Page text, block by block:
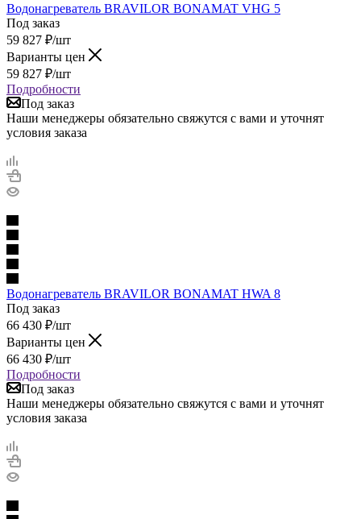
Водонагреватель BRAVILOR BONAMAT VHG 5
Под заказ
59 827 ₽/шт
Варианты цен
59 827 ₽/шт
Подробности
Под заказ
Наши менеджеры обязательно свяжутся с вами и уточнят
условия заказа
Водонагреватель BRAVILOR BONAMAT HWA 8
Под заказ
66 430 ₽/шт
Варианты цен
66 430 ₽/шт
Подробности
Под заказ
Наши менеджеры обязательно свяжутся с вами и уточнят
условия заказа